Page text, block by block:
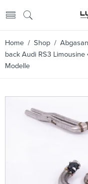
Home / Shop /
back Audi RS3
Modelle